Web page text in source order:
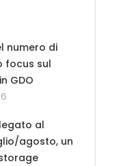
numero di
focus sul
GDO
al
agosto, un